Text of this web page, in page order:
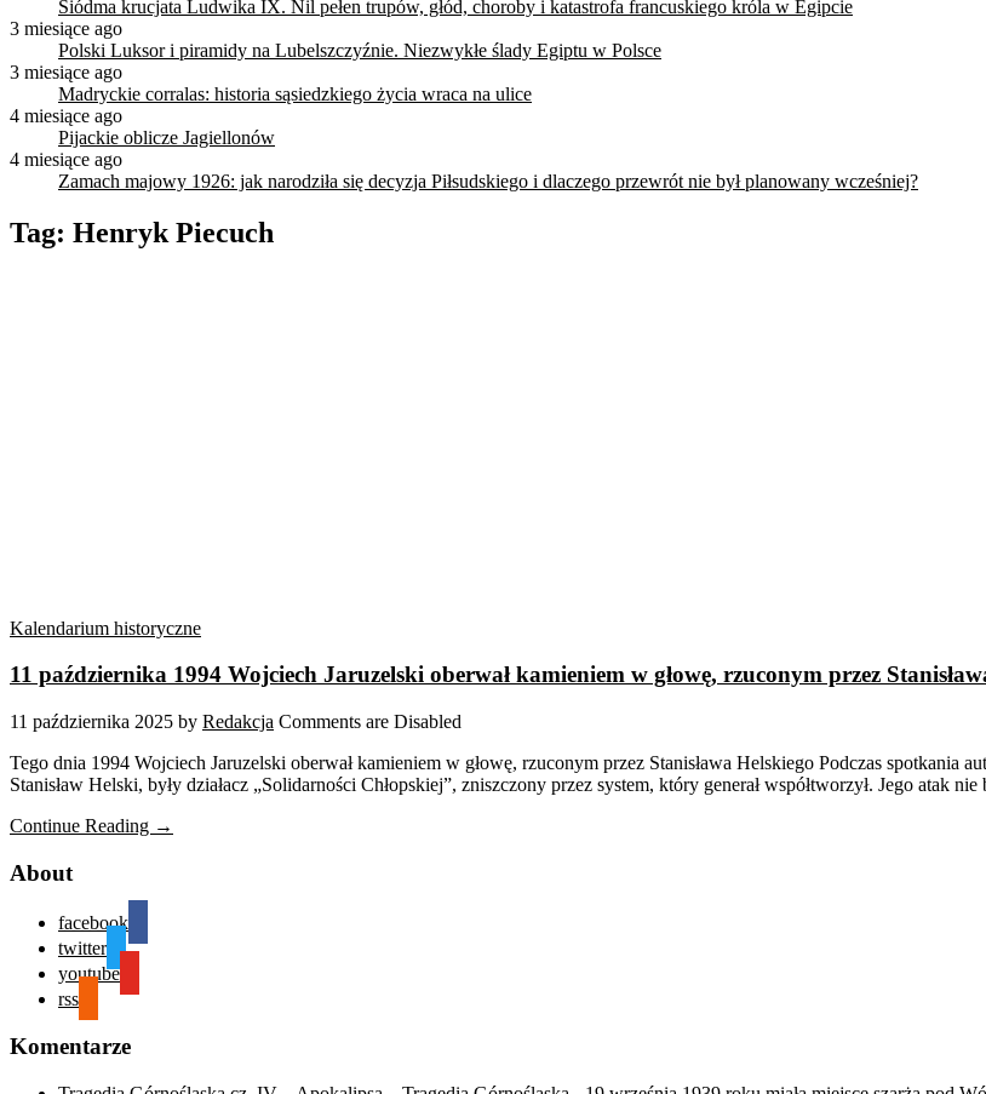
Siódma krucjata Ludwika IX. Nil pełen trupów, głód, choroby i katastrofa francuskiego króla w Egipcie
3 miesiące ago
Polski Luksor i piramidy na Lubelszczyźnie. Niezwykłe ślady Egiptu w Polsce
3 miesiące ago
Madryckie corralas: historia sąsiedzkiego życia wraca na ulice
4 miesiące ago
Pijackie oblicze Jagiellonów
4 miesiące ago
Zamach majowy 1926: jak narodziła się decyzja Piłsudskiego i dlaczego przewrót nie był planowany wcześniej?
Tag: Henryk Piecuch
Kalendarium historyczne
11 października 1994 Wojciech Jaruzelski oberwał kamieniem w głowę, rzuconym przez
11 października 2025 by Redakcja Comments are Disabled
Tego dnia 1994 Wojciech Jaruzelski oberwał kamieniem w głowę, rzuconym przez Stanisława Helskiego Podczas spotkania
Stanisław Helski, były działacz „Solidarności Chłopskiej”, zniszczony przez system, który generał współtworzył. Jego atak
Continue Reading →
About
facebook
twitter
youtube
rss
Komentarze